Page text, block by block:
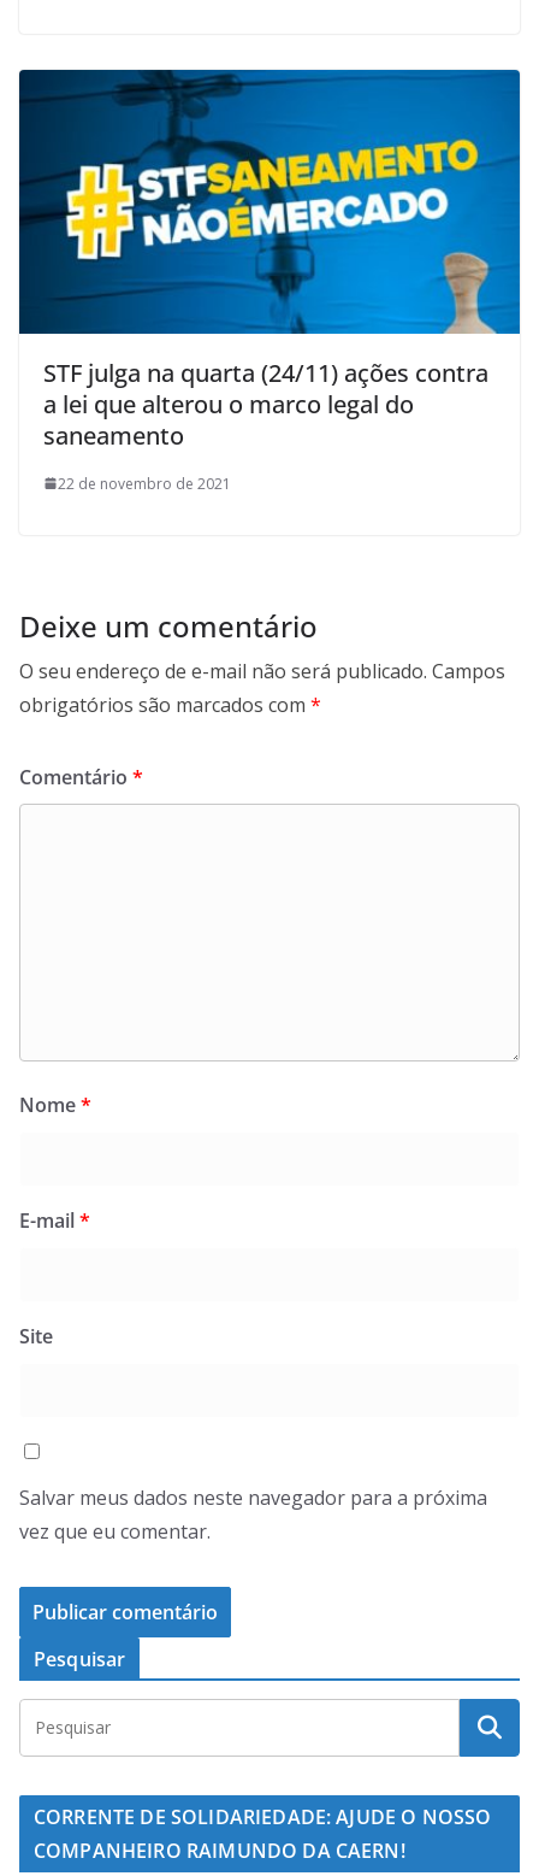
STF julga na quarta (24/11) ações contra
a lei que alterou o marco legal do
saneamento
22 de novembro de 2021
Deixe um comentário
O seu endereço de e-mail não será publicado. Campos
obrigatórios são marcados com *
Comentário *
Nome*
E-mail*
Site
Salvar meus dados neste navegador para a próxima
vez que eu comentar.
Pesquisar
CORRENTE DE SOLIDARIEDADE: AJUDE O NOSSO
COMPANHEIRO RAIMUNDO DA CAERN!